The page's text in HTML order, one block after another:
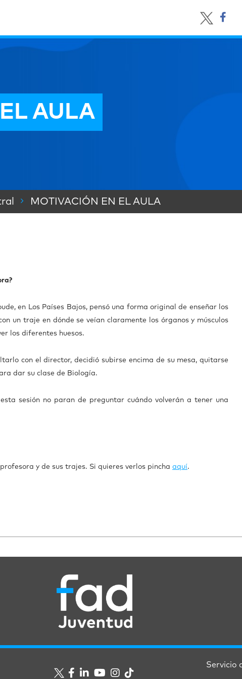
AULA
MOTIVACIÓN EN EL AULA
en Los Países Bajos, pensó una forma original de enseñar los
un traje en dónde se veían claramente los órganos y músculos
los diferentes huesos.
con el director, decidió subirse encima de su mesa, quitarse
dar su clase de Biología.
sesión no paran de preguntar cuándo volverán a tener una
y de sus trajes. Si quieres verlos pincha aquí.
Servicio